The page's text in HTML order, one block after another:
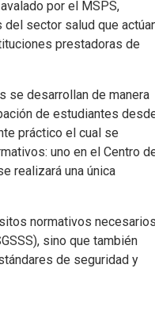
por el MSPS,
sector salud que
prestadoras de
se desarrollan de manera
de estudiantes
práctico el cual se
uno en el Centro
realizará una única
normativos necesarios
sino que también
de seguridad y